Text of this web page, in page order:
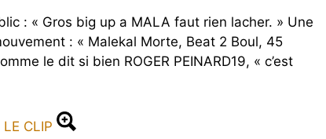
: « Gros big up a MALA faut rien lacher. » Une
: « Malekal Morte, Beat 2 Boul, 45
le dit si bien ROGER PEINARD19, « c’est
LE CLIP